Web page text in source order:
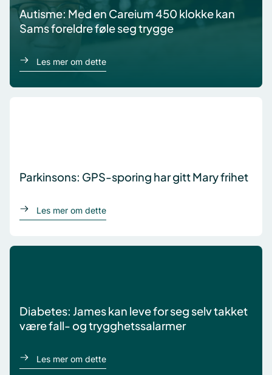
Autisme: Med en Careium 450 klokke kan
Sams foreldre føle seg trygge
Les mer om detteom Sam
Parkinsons: GPS-sporing har gitt Mary frihet
Les mer om detteom Mary
Diabetes: James kan leve for seg selv takket
være fall- og trygghetssalarmer
Les mer om detteom James